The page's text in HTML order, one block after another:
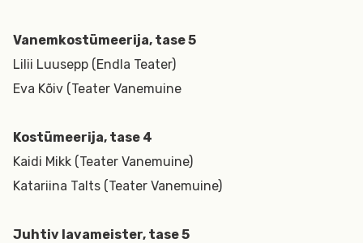
Vanemkostümeerija, tase 5
Lilii Luusepp (Endla Teater)
Eva Kõiv (Teater Vanemuine
Kostümeerija, tase 4
Kaidi Mikk (Teater Vanemuine)
Katariina Talts (Teater Vanemuine)
Juhtiv lavameister, tase 5